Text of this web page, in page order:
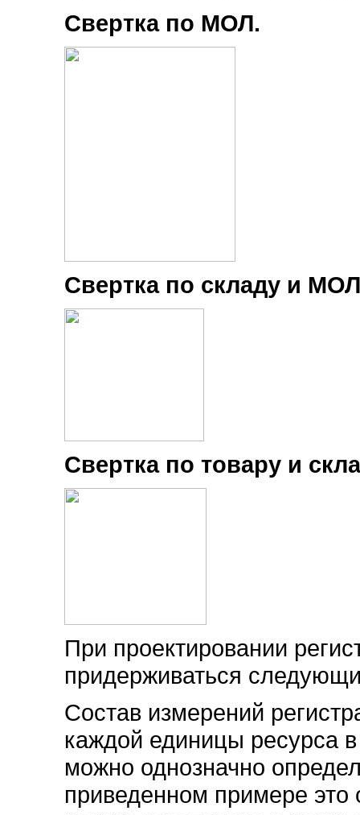
Свертка по МОЛ.
Свертка по складу и
Свертка по товару и
При проектировании
придерживаться
Состав измерений
каждой единицы ресурса
можно однозначно
приведенном примере это